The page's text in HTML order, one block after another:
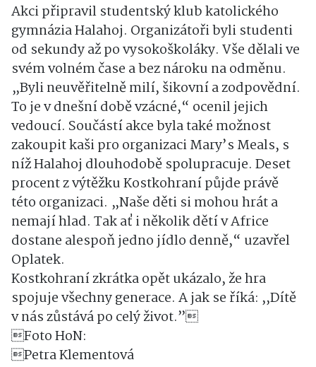
Akci připravil studentský klub katolického
gymnázia Halahoj. Organizátoři byli studenti
od sekundy až po vysokoškoláky. Vše dělali ve
svém volném čase a bez nároku na odměnu.
„Byli neuvěřitelně milí, šikovní a zodpovědní.
To je v dnešní době vzácné,“ ocenil jejich
vedoucí. Součástí akce byla také možnost
zakoupit kaši pro organizaci Mary’s Meals, s
níž Halahoj dlouhodobě spolupracuje. Deset
procent z výtěžku Kostkohraní půjde právě
této organizaci. „Naše děti si mohou hrát a
nemají hlad. Tak ať i několik dětí v Africe
dostane alespoň jedno jídlo denně,“ uzavřel
Oplatek.
Kostkohraní zkrátka opět ukázalo, že hra
spojuje všechny generace. A jak se říká: ,,Dítě
v nás zůstává po celý život.”
Foto HoN:
Petra Klementová